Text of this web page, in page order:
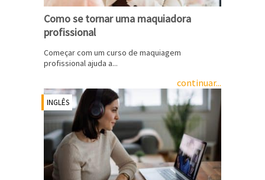
Como se tornar uma maquiadora
profissional
Começar com um curso de maquiagem
profissional ajuda a...
continuar...
INGLÊS